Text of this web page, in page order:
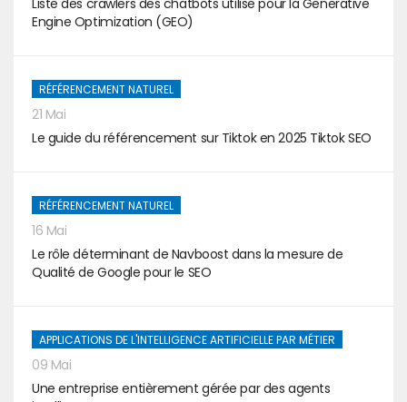
Engine Optimization (GEO)
RÉFÉRENCEMENT NATUREL
21 Mai
Le guide du référencement sur Tiktok en 2025 Tiktok SEO
RÉFÉRENCEMENT NATUREL
16 Mai
Le rôle déterminant de Navboost dans la mesure de
Qualité de Google pour le SEO
APPLICATIONS DE L'INTELLIGENCE ARTIFICIELLE PAR MÉTIER
09 Mai
Une entreprise entièrement gérée par des agents